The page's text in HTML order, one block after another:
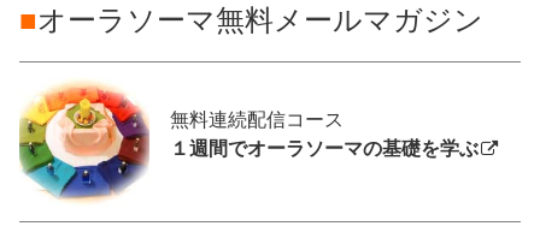
■オーラソーマ無料メールマガジン
無料連続配信コース
１週間でオーラソーマの基礎を学ぶ